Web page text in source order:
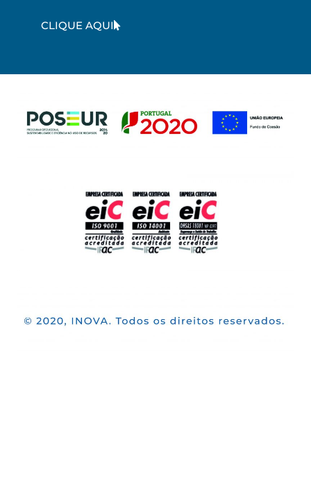
CLIQUE AQUI